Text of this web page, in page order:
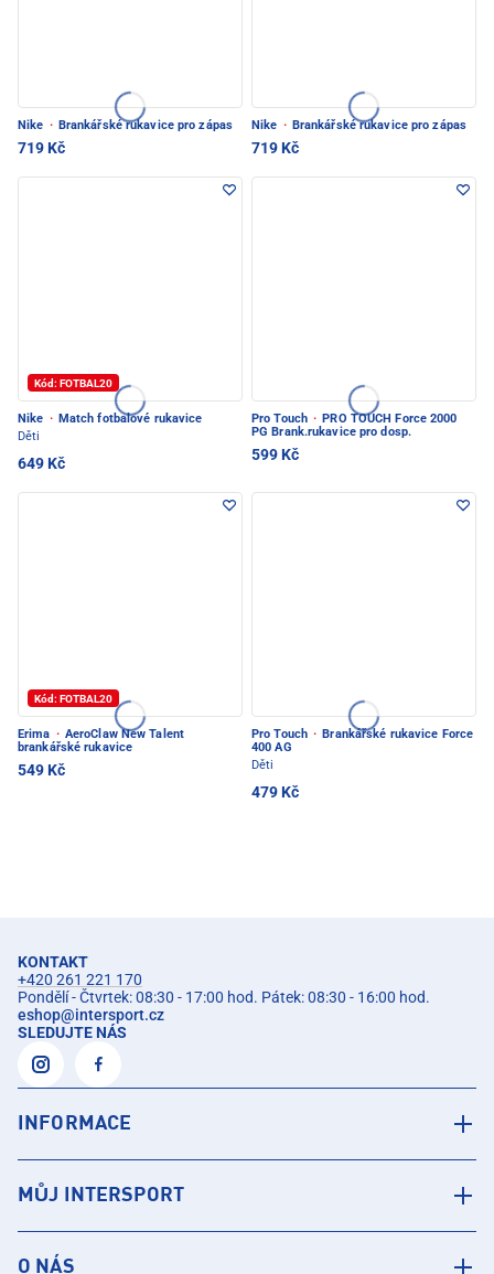
Nike · Brankářské rukavice pro zápas
719 Kč
Nike · Brankářské rukavice pro zápas
719 Kč
Kód: FOTBAL20
Nike · Match fotbalové rukavice
Děti
649 Kč
Pro Touch · PRO TOUCH Force 2000
PG Brank.rukavice pro dosp.
599 Kč
Kód: FOTBAL20
Erima · AeroClaw New Talent
brankářské rukavice
549 Kč
Pro Touch · Brankářské rukavice Force
400 AG
Děti
479 Kč
KONTAKT
+420 261 221 170
Pondělí - Čtvrtek: 08:30 - 17:00 hod. Pátek: 08:30 - 16:00 hod.
eshop@intersport.cz
SLEDUJTE NÁS
INFORMACE
MŮJ INTERSPORT
O NÁS